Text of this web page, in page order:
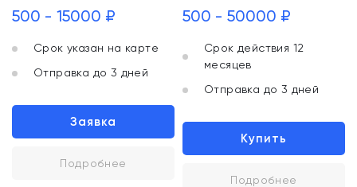
500 - 15000 ₽
Срок указан на карте
Отправка до 3 дней
Заявка
Подробнее
500 - 50000 ₽
Срок действия 12
месяцев
Отправка до 3 дней
Купить
Подробнее